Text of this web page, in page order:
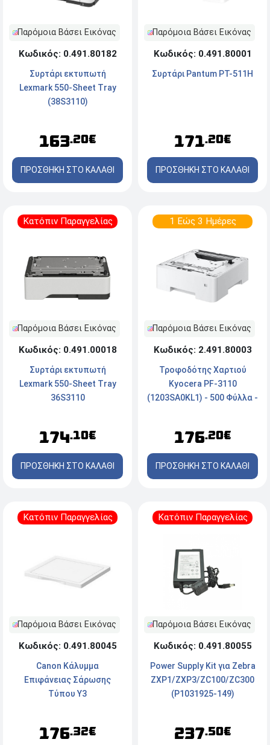
Παρόμοια Βάσει Εικόνας
Κωδικός: 0.491.80182
Συρτάρι εκτυπωτή
Lexmark 550-Sheet Tray
(38S3110)
163.20€
ΠΡΟΣΘΗΚΗ ΣΤΟ ΚΑΛΑΘΙ
Παρόμοια Βάσει Εικόνας
Κωδικός: 0.491.80001
Συρτάρι Pantum PT-511H
171.20€
ΠΡΟΣΘΗΚΗ ΣΤΟ ΚΑΛΑΘΙ
Κατόπιν Παραγγελίας
Παρόμοια Βάσει Εικόνας
Κωδικός: 0.491.00018
Συρτάρι εκτυπωτή
Lexmark 550-Sheet Tray
36S3110
174.10€
ΠΡΟΣΘΗΚΗ ΣΤΟ ΚΑΛΑΘΙ
1 Εώς 3 Ημέρες
Παρόμοια Βάσει Εικόνας
Κωδικός: 2.491.80003
Τροφοδότης Χαρτιού
Kyocera PF-3110
(1203SA0KL1) - 500 Φύλλα -
176.20€
ΠΡΟΣΘΗΚΗ ΣΤΟ ΚΑΛΑΘΙ
Κατόπιν Παραγγελίας
Παρόμοια Βάσει Εικόνας
Κωδικός: 0.491.80045
Canon Κάλυμμα
Επιφάνειας Σάρωσης
Τύπου Y3
176.32€
Κατόπιν Παραγγελίας
Παρόμοια Βάσει Εικόνας
Κωδικός: 0.491.80055
Power Supply Kit για Zebra
ZXP1/ZXP3/ZC100/ZC300
(P1031925-149)
237.50€